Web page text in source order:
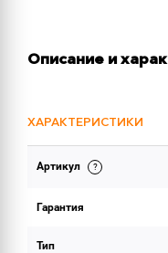
Описание и
ХАРАКТЕРИСТИКИ
ОБЪЕМ ПОСТАВКИ
Артикул
Гарантия
Тип